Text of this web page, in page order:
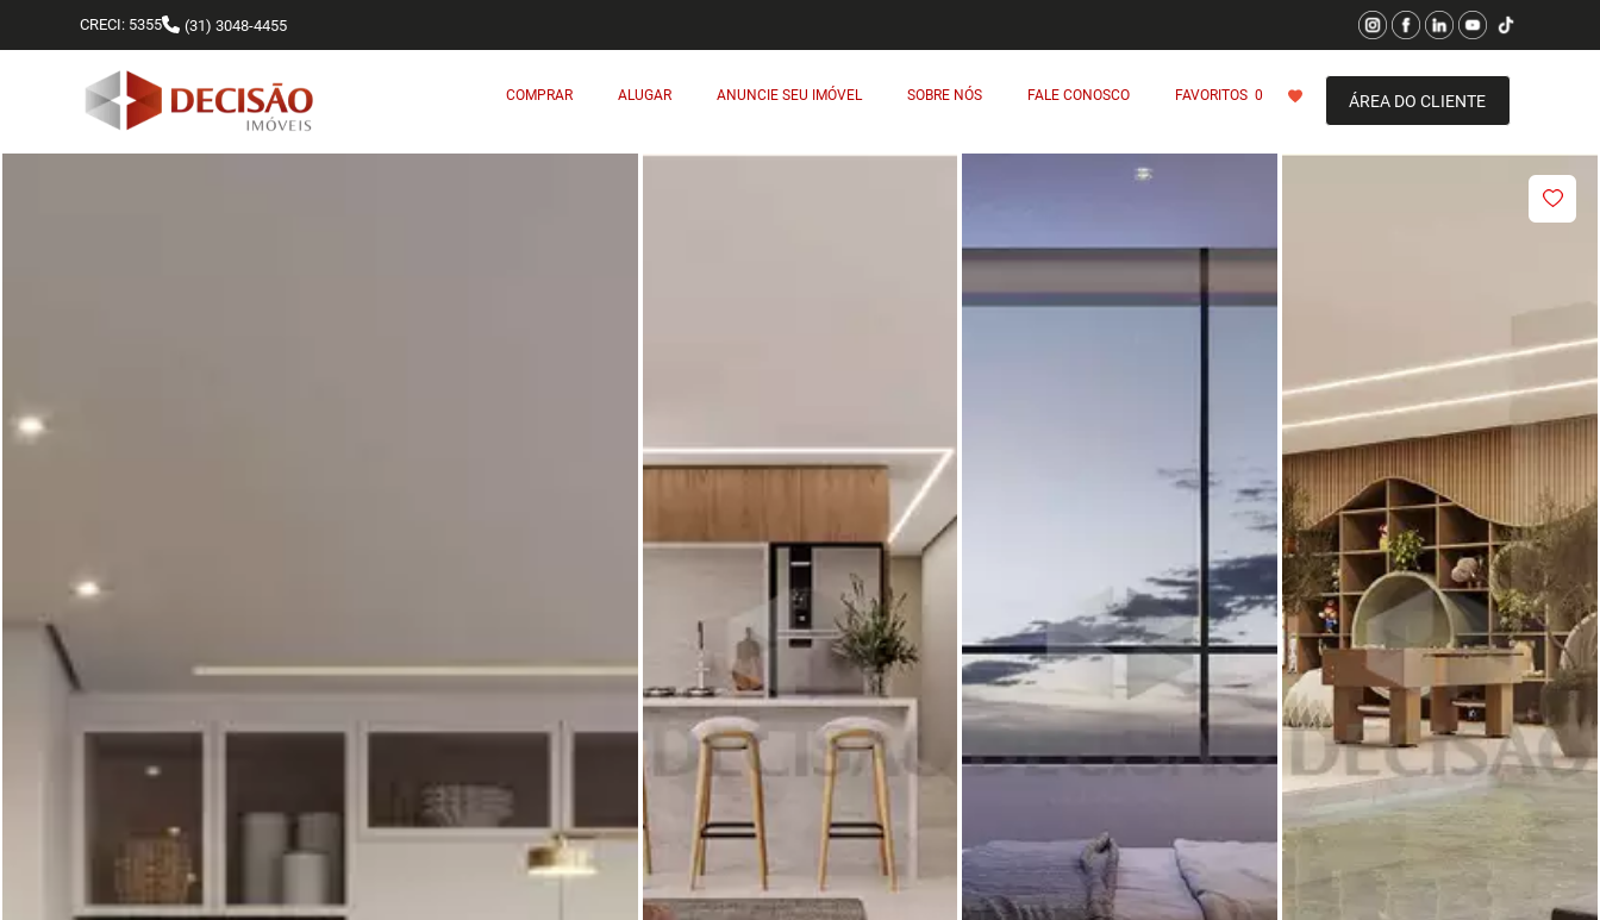
CRECI: 5355 (31) 3048-4455
COMPRAR ALUGAR ANUNCIE SEU IMÓVEL SOBRE NÓS FALE CONOSCO FAVORITOS 0 ÁREA DO CLIENTE